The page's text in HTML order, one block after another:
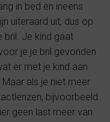
in bed en ineens
uiteraard uit, dus op
bril. Je kind gaat
je je bril gevonden
er met je kind aan
Maar als je niet meer
bijvoorbeeld
geen last meer van.